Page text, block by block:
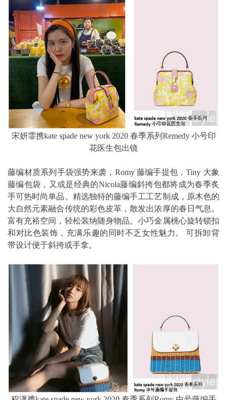
宋妍霏携kate spade new york 2020 春季系列Remedy 小号印
花医生包出镜
藤编材质系列手袋强势来袭，Romy 藤编手提包，Tiny 大象
藤编包袋，又或是经典的Nicola藤编斜挎包都将成为春季炙
手可热时尚单品。精选独特的藤编手工工艺制成，原木色的
大自然元素融合传统的彩色皮革，散发出浓厚的春日气息。
富有充裕空间，轻松装纳随身物品。小巧金属桃心旋转锁扣
和对比色装饰，充满乐趣的同时不乏女性魅力。 可拆卸背
带设计便于斜挎或手拿。